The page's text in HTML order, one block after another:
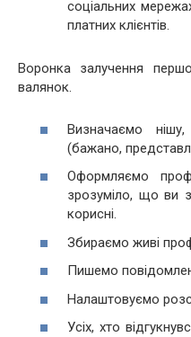
соціальних
платних клієнтів.
Воронка залучення
валянок.
Визначаємо
(бажано,
Оформляємо
зрозуміло, що ви
корисні.
Збираємо живі
Пишемо
Налаштовуємо
Усіх, хто